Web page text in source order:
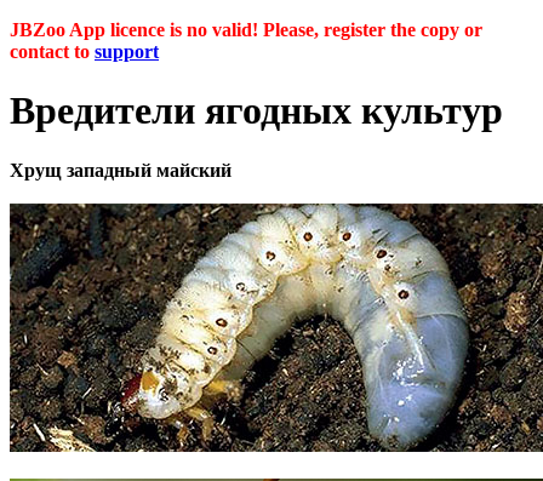
JBZoo App licence is no valid! Please, register the copy or
contact to support
Вредители ягодных культур
Хрущ западный майский